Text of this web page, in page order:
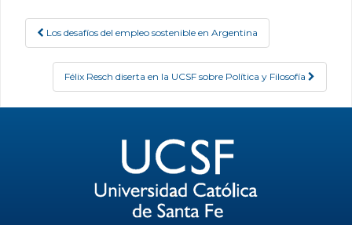
Post navigation
Los desafíos del empleo sostenible en Argentina
Félix Resch diserta en la UCSF sobre Política y Filosofía